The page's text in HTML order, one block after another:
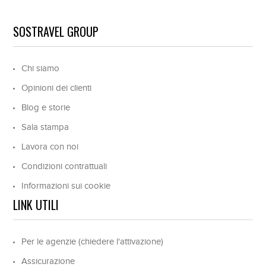
SOSTRAVEL GROUP
Chi siamo
Opinioni dei clienti
Blog e storie
Sala stampa
Lavora con noi
Condizioni contrattuali
Informazioni sui cookie
LINK UTILI
Per le agenzie (chiedere l'attivazione)
Assicurazione